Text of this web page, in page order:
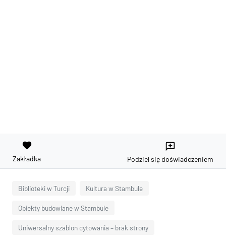
favorite
Zakładka
reviews
Podziel się doświadczeniem
Biblioteki w Turcji Kultura w Stambule
Obiekty budowlane w Stambule
Uniwersalny szablon cytowania – brak strony